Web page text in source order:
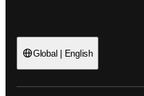
Global | English